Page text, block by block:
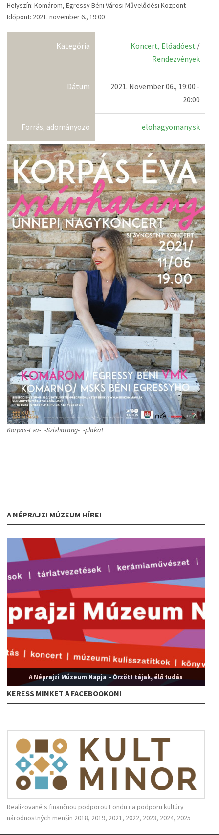
Helyszín: Komárom, Egressy Béni Városi Művelődési Központ
Időpont: 2021. november 6., 19:00
Kategória Koncert, Előadóest /
Rendezvények
Dátum
2021. November 06., 19:00 -
20:00
Forrás, adományozó elohagyomany.sk
Korpas-Eva-_-Szivharang-_-plakat
A NÉPRAJZI MÚZEUM HÍREI
A Néprajzi Múzeum Napja – Őrzött tájak, élő tudás
KERESS MINKET A FACEBOOKON!
Realizované s finančnou podporou Fondu na podporu kultúry
národnostných menšín 2018, 2019, 2021, 2022, 2023, 2024, 2025